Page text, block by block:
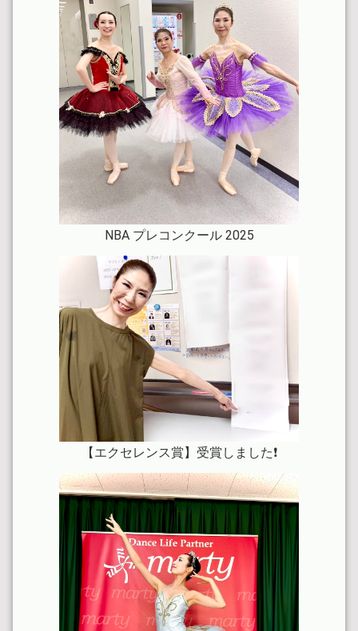
2024.05.22
大人初歩の方 火曜日がおすすめです
2024.04.30
木曜夕方 大人クラス新設
2024.03.13
4月よりセミプライベートクラス開始
2024.03.13
4月より予約制単発クラス開始
今年も宜しくお願い致します。
来年も宜しくお願い致します。
2023.12.25
大人こどもバレエ募集中！！
2023.12.25
⭐︎Merry Christmas⭐︎
2023.12.17
2023.12.04
年内スケジュール変更があります。
2023プレコン写真を追加しました
2023.08.29
９月より土曜クラス通常に戻ります
NBA プレコンクール 2025
【エクセレンス賞】受賞しました❗️